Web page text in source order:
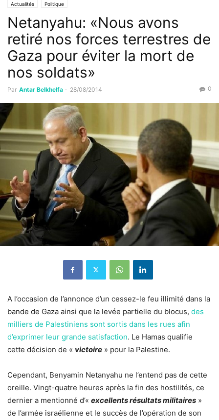
Actualités Politique
Netanyahu: «Nous avons
retiré nos forces terrestres de
Gaza pour éviter la mort de
nos soldats»
Par Antar Belkhelfa - 28/08/2014 0
A l’occasion de l’annonce d’un cessez-le feu illimité dans la
bande de Gaza ainsi que la levée partielle du blocus, des
milliers de Palestiniens sont sortis dans les rues afin
d’exprimer leur grande satisfaction. Le Hamas qualifie
cette décision de « victoire » pour la Palestine.
Cependant, Benyamin Netanyahu ne l’entend pas de cette
oreille. Vingt-quatre heures après la fin des hostilités, ce
dernier a mentionné d’« excellents résultats militaires »
de l’armée israélienne et le succès de l’opération de son